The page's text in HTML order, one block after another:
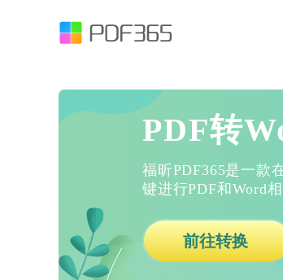
PDF转
福昕PDF365是一款
键进行PDF和Word相
前往转换